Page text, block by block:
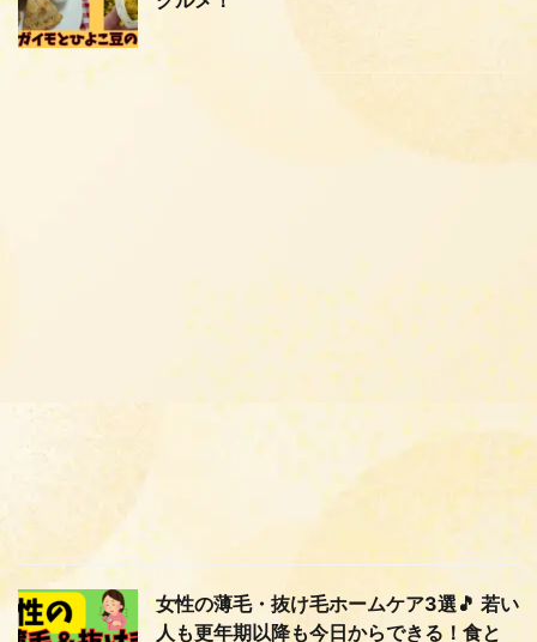
女性の薄毛・抜け毛ホームケア3選🎵 若い
人も更年期以降も今日からできる！食と